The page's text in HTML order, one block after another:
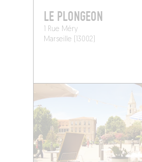
LE PLONGEON
1 Rue Méry
Marseille (13002)